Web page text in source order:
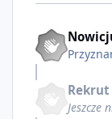
Rekrut
Jeszcze